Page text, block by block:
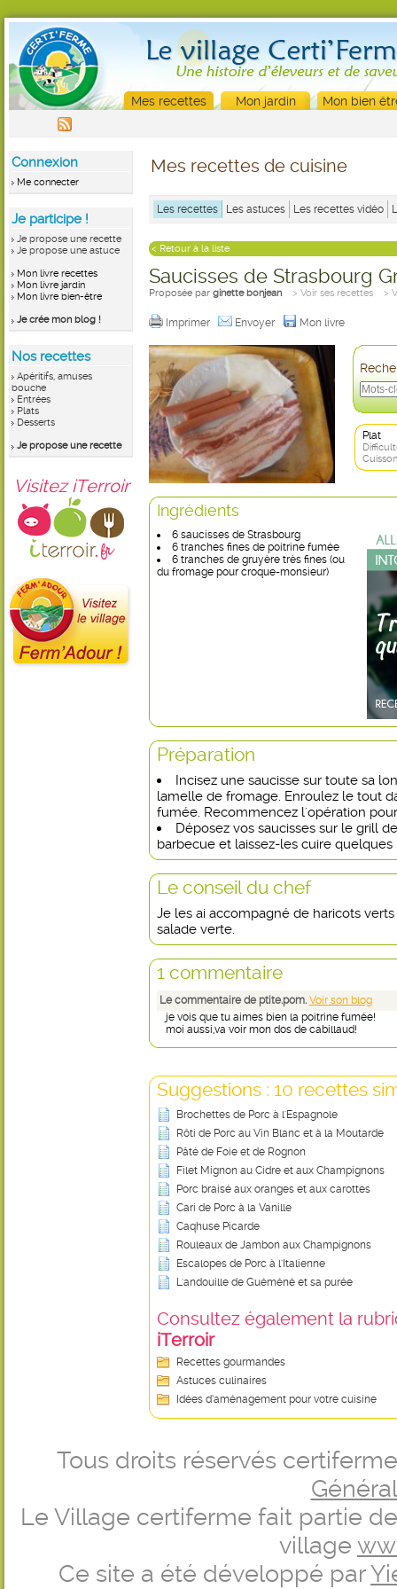
Mes recettes Mon jardin Mon bien
Connexion
Me connecter
Je participe !
Je propose une recette
Je propose une astuce
Mon livre recettes
Mon livre jardin
Mon livre bien-être
Je crée mon blog !
Nos recettes
Apéritifs, amuses
bouche
Entrées
Plats
Desserts
Je propose une recette
Visitez iTerroir
Mes recettes de cuisine
Les recettes Les astuces Les recettes vidéo
< Retour à la liste
Saucisses de Strasbourg
Proposée par ginette bonjean > Voir ses recettes >
Imprimer Envoyer Mon livre
Plat
Ingrédients
6 saucisses de Strasbourg
6 tranches fines de poitrine fumée
6 tranches de gruyère très fines (ou
du fromage pour croque-monsieur)
Préparation
Incisez une saucisse sur toute sa
lamelle de fromage. Enroulez le tout
fumée. Recommencez l'opération
Déposez vos saucisses sur le grill
barbecue et laissez-les cuire
Le conseil du chef
Je les ai accompagné de haricots
salade verte.
1 commentaire
Le commentaire de ptite.pom. Voir son blog
je vois que tu aimes bien la poitrine fumée!
moi aussi,va voir mon dos de cabillaud!
Suggestions : 10 recettes
Brochettes de Porc à l'Espagnole
Rôti de Porc au Vin Blanc et à la Moutarde
Pâté de Foie et de Rognon
Filet Mignon au Cidre et aux Champignons
Porc braisé aux oranges et aux carottes
Cari de Porc à la Vanille
Caqhuse Picarde
Rouleaux de Jambon aux Champignons
Escalopes de Porc à l'Italienne
L'andouille de Guéméné et sa purée
Consultez également la
iTerroir
Recettes gourmandes
Astuces culinaires
Idées d’aménagement pour votre cuisine
Tous droits réservés
Le Village certiferme fait partie
village
Ce site a été développé par